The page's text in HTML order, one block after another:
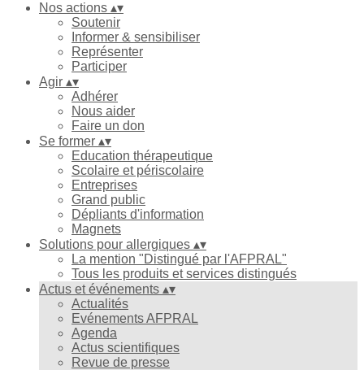
Nos actions ▴▾
Soutenir
Informer & sensibiliser
Représenter
Participer
Agir ▴▾
Adhérer
Nous aider
Faire un don
Se former ▴▾
Education thérapeutique
Scolaire et périscolaire
Entreprises
Grand public
Dépliants d'information
Magnets
Solutions pour allergiques ▴▾
La mention "Distingué par l'AFPRAL"
Tous les produits et services distingués
Actus et événements ▴▾
Actualités
Evénements AFPRAL
Agenda
Actus scientifiques
Revue de presse